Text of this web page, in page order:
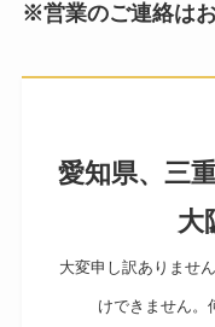
※営業のご連絡は
愛知県、三
大
大変申し訳ありませ
けできません。